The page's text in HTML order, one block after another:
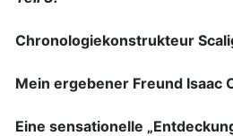
Chronologiekonstrukteur
Mein ergebener Freund Isaac
Eine sensationelle